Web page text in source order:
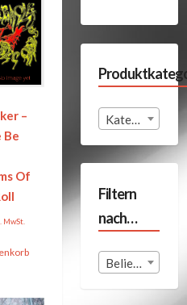
–
Be
Of
MwSt.
Kategorie auswählen
Filtern
nach…
Beliebige Format